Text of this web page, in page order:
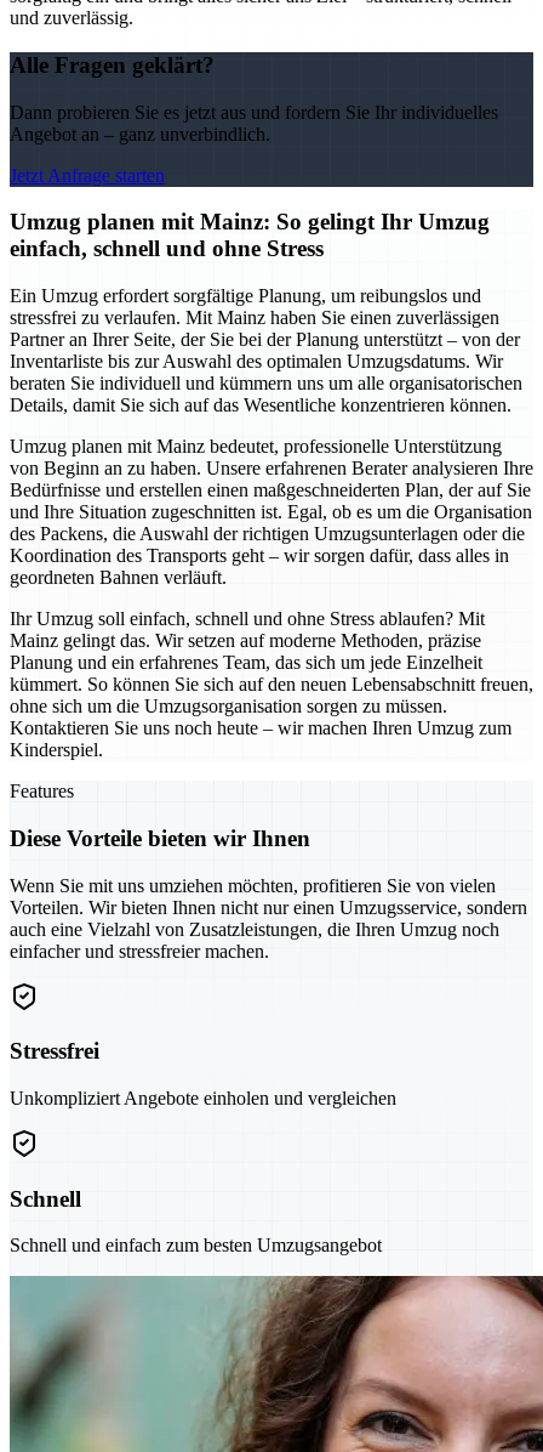
und zuverlässig.
Alle Fragen geklärt?
Dann probieren Sie es jetzt aus und fordern Sie Ihr individuelles
Angebot an – ganz unverbindlich.
Jetzt Anfrage starten
Umzug planen mit Mainz: So gelingt Ihr Umzug
einfach, schnell und ohne Stress
Ein Umzug erfordert sorgfältige Planung, um reibungslos und
stressfrei zu verlaufen. Mit Mainz haben Sie einen zuverlässigen
Partner an Ihrer Seite, der Sie bei der Planung unterstützt – von der
Inventarliste bis zur Auswahl des optimalen Umzugsdatums. Wir
beraten Sie individuell und kümmern uns um alle organisatorischen
Details, damit Sie sich auf das Wesentliche konzentrieren können.
Umzug planen mit Mainz bedeutet, professionelle Unterstützung
von Beginn an zu haben. Unsere erfahrenen Berater analysieren Ihre
Bedürfnisse und erstellen einen maßgeschneiderten Plan, der auf Sie
und Ihre Situation zugeschnitten ist. Egal, ob es um die Organisation
des Packens, die Auswahl der richtigen Umzugsunterlagen oder die
Koordination des Transports geht – wir sorgen dafür, dass alles in
geordneten Bahnen verläuft.
Ihr Umzug soll einfach, schnell und ohne Stress ablaufen? Mit
Mainz gelingt das. Wir setzen auf moderne Methoden, präzise
Planung und ein erfahrenes Team, das sich um jede Einzelheit
kümmert. So können Sie sich auf den neuen Lebensabschnitt freuen,
ohne sich um die Umzugsorganisation sorgen zu müssen.
Kontaktieren Sie uns noch heute – wir machen Ihren Umzug zum
Kinderspiel.
Features
Diese Vorteile bieten wir Ihnen
Wenn Sie mit uns umziehen möchten, profitieren Sie von vielen
Vorteilen. Wir bieten Ihnen nicht nur einen Umzugsservice, sondern
auch eine Vielzahl von Zusatzleistungen, die Ihren Umzug noch
einfacher und stressfreier machen.
Stressfrei
Unkompliziert Angebote einholen und vergleichen
Schnell
Schnell und einfach zum besten Umzugsangebot